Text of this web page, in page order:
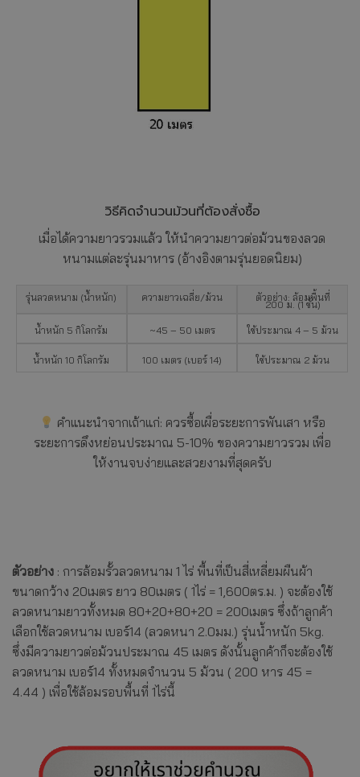
วิธีคิดจำนวนม้วนที่ต้องสั่งซื้อ
เมื่อได้ความยาวรวมแล้ว ให้นำความยาวต่อม้วนของลวด
หนามแต่ละรุ่นมาหาร (อ้างอิงตามรุ่นยอดนิยม)
รุ่นลวดหนาม (น้ำหนัก) ความยาวเฉลี่ย/ม้วน ตัวอย่าง: ล้อมพื้นที่
200 ม. (1 ชั้น)
น้ำหนัก 5 กิโลกรัม ~45 – 50 เมตร ใช้ประมาณ 4 – 5 ม้วน
น้ำหนัก 10 กิโลกรัม 100 เมตร (เบอร์ 14) ใช้ประมาณ 2 ม้วน
คำแนะนำจากเถ้าแก่: ควรซื้อเผื่อระยะการพันเสา หรือ
ระยะการดึงหย่อนประมาณ 5-10% ของความยาวรวม เพื่อ
ให้งานจบง่ายและสวยงามที่สุดครับ
ตัวอย่าง : การล้อมรั้วลวดหนาม 1 ไร่ พื้นที่เป็นสี่เหลี่ยมผืนผ้า
ขนาดกว้าง 20เมตร ยาว 80เมตร ( 1ไร่ = 1,600ตร.ม. ) จะต้องใช้
ลวดหนามยาวทั้งหมด 80+20+80+20 = 200เมตร ซึ่งถ้าลูกค้า
เลือกใช้ลวดหนาม เบอร์14 (ลวดหนา 2.0มม.) รุ่นน้ำหนัก 5kg.
ซึ่งมีความยาวต่อม้วนประมาณ 45 เมตร ดังนั้นลูกค้าก็จะต้องใช้
ลวดหนาม เบอร์14 ทั้งหมดจำนวน 5 ม้วน ( 200 หาร 45 =
4.44 ) เพื่อใช้ล้อมรอบพื้นที่ 1ไร่นี้